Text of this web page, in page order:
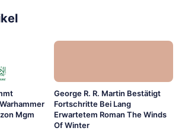
Mgm
George R. R. Martin Bestätigt
Fortschritte Bei Lang
Erwartetem Roman The Winds
Of Winter